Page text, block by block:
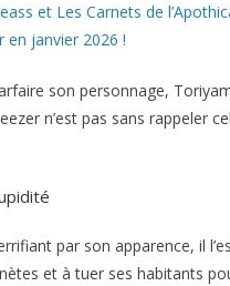
et Les Carnets de
en janvier 2026 !
son personnage,
n’est pas sans rappeler
par son apparence, il
et à tuer ses habitants